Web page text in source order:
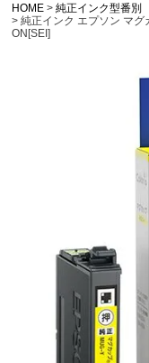
HOME
純正インク型番別
純正インク エプソン マ
ON[SEI]